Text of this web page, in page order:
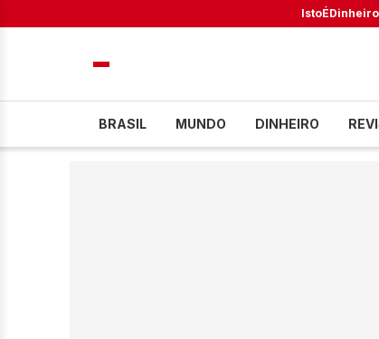
IstoÉDinheiro
BRASIL MUNDO DINHEIRO